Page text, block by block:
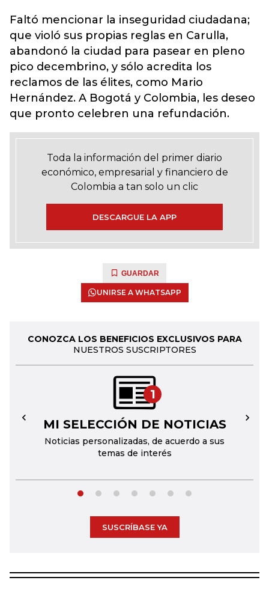
Faltó mencionar la inseguridad ciudadana;
que violó sus propias reglas en Carulla,
abandonó la ciudad para pasear en pleno
pico decembrino, y sólo acredita los
reclamos de las élites, como Mario
Hernández. A Bogotá y Colombia, les deseo
que pronto celebren una refundación.
Toda la información del primer diario
económico, empresarial y financiero de
Colombia a tan solo un clic
DESCARGUE LA APP
GUARDAR
UNIRSE A WHATSAPP
CONOZCA LOS BENEFICIOS EXCLUSIVOS PARA
NUESTROS SUSCRIPTORES
1
MI SELECCIÓN DE NOTICIAS
Noticias personalizadas, de acuerdo a sus
temas de interés
← →
SUSCRÍBASE YA